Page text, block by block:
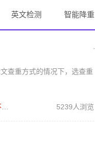
英文检测 智能降重
查重方式的情况下，选查重
求 5239人浏览